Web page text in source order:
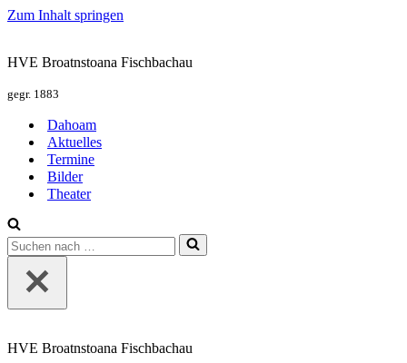
Zum Inhalt springen
HVE Broatnstoana Fischbachau
gegr. 1883
Dahoam
Aktuelles
Termine
Bilder
Theater
Suchen
nach …
HVE Broatnstoana Fischbachau